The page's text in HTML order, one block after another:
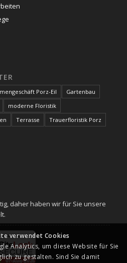
Porz-Eil
Gartenbau
moderne Floristik
Terrasse
Trauerfloristik Porz
daher haben wir für Sie unsere
verwendet Cookies
Analytics, um diese Website für Sie
zu gestalten. Sind Sie damit